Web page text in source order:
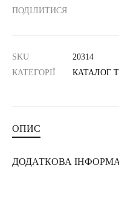
ПОДІЛИТИСЯ
SKU
20314
КАТЕГОРІЇ
КАТАЛОГ
ОПИС
ДОДАТКОВА